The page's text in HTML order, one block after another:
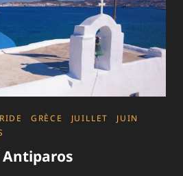
GRÈCE JUILLET
JUIN
Antiparos